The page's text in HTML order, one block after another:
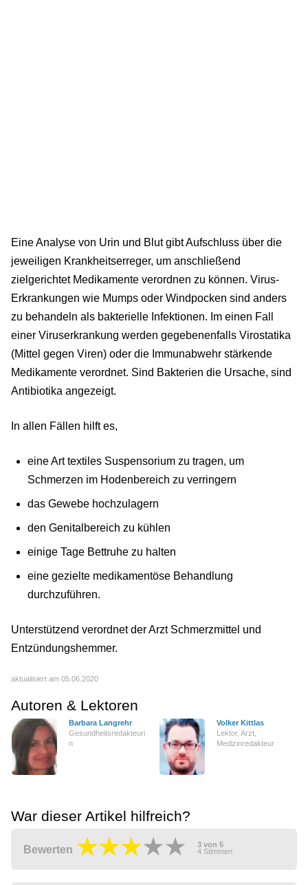
Eine Analyse von Urin und Blut gibt Aufschluss über die
jeweiligen Krankheitserreger, um anschließend
zielgerichtet Medikamente verordnen zu können. Virus-
Erkrankungen wie Mumps oder Windpocken sind anders
zu behandeln als bakterielle Infektionen. Im einen Fall
einer Viruserkrankung werden gegebenenfalls Virostatika
(Mittel gegen Viren) oder die Immunabwehr stärkende
Medikamente verordnet. Sind Bakterien die Ursache, sind
Antibiotika angezeigt.
In allen Fällen hilft es,
eine Art textiles Suspensorium zu tragen, um
Schmerzen im Hodenbereich zu verringern
das Gewebe hochzulagern
den Genitalbereich zu kühlen
einige Tage Bettruhe zu halten
eine gezielte medikamentöse Behandlung
durchzuführen.
Unterstützend verordnet der Arzt Schmerzmittel und
Entzündungshemmer.
aktualisiert am 05.06.2020
Autoren & Lektoren
Barbara Langrehr
Gesundheitsredakteuri
n
Volker Kittlas
Lektor, Arzt,
Medizinredakteur
War dieser Artikel hilfreich?
Bewerten 3 von 5
4 Stimmen